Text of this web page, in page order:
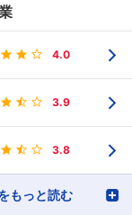
4.0
3.9
3.8
もっと読む